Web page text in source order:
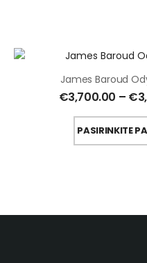
James Baroud
€3,700.00 – €